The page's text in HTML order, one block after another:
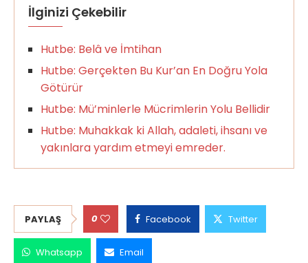
İlginizi Çekebilir
Hutbe: Belâ ve İmtihan
Hutbe: Gerçekten Bu Kur’an En Doğru Yola
Götürür
Hutbe: Mü’minlerle Mücrimlerin Yolu Bellidir
Hutbe: Muhakkak ki Allah, adaleti, ihsanı ve
yakınlara yardım etmeyi emreder.
PAYLAŞ 0 Facebook Twitter
Whatsapp Email